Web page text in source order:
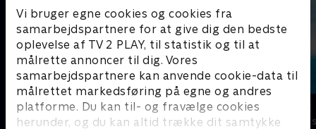
Vi bruger egne cookies og cookies fra
samarbejdspartnere for at give dig den bedste
oplevelse af TV 2 PLAY, til statistik og til at
målrette annoncer til dig. Vores
samarbejdspartnere kan anvende cookie-data til
målrettet markedsføring på egne og andres
platforme. Du kan til- og fravælge cookies
herunder, og du kan altid trække dit samtykke
Arne Alligator
Børneserier • 1 sæsoner
Vicke Viking
Børneserier • 1